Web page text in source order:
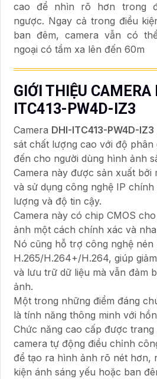
cao để nhìn rõ hơn trong
ngược. Ngay cả trong điều
ban đêm, camera vẫn có
ngoại có tầm xa lên đến 60m
GIỚI THIỆU CAMERA
ITC413-PW4D-IZ3
Camera DHI-ITC413-PW4D-IZ3
sát chất lượng cao với độ phân
đến cho người dùng hình ảnh
Camera này được sản xuất bởi
và sử dụng công nghệ IP
lượng và độ tin cậy.
Camera này có chip CMOS
ảnh một cách chính xác và
Nó cũng hỗ trợ công nghệ nén
H.265/H.264+/H.264, giúp
và lưu trữ dữ liệu mà vẫn đảm
ảnh.
Một trong những điểm đáng
là tính năng thông minh với
Chức năng cao cấp được
camera tự động điều chỉnh
để tạo ra hình ảnh rõ nét hơn,
kiện ánh sáng yếu hoặc ban